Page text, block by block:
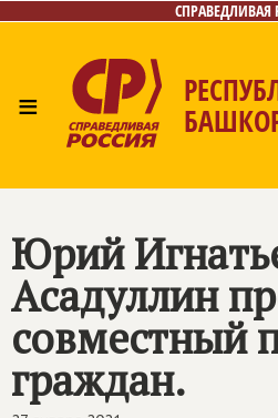
СПРАВЕДЛИВАЯ
≡
Контакты
Юрий
Асадуллин
совместный
граждан.